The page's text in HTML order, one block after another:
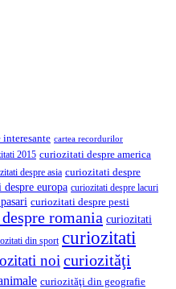
interesante cartea recordurilor
2015 curiozitati despre america
despre asia curiozitati despre
europa curiozitati despre lacuri
curiozitati despre pesti
romania curiozitati
din sport curiozitati
noi curiozităţi
curiozităţi din geografie